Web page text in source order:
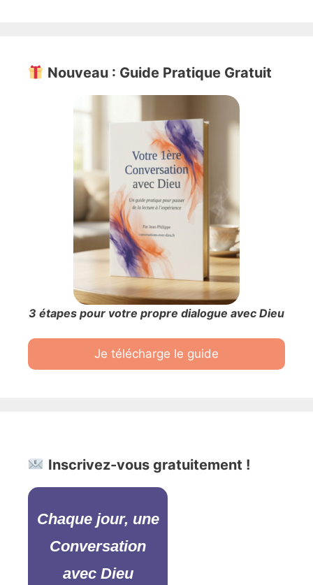
Nouveau : Guide Pratique Gratuit
3 étapes pour votre propre dialogue avec Dieu
Je télécharge le guide
Inscrivez-vous gratuitement !
Chaque jour, une
Conversation
avec Dieu